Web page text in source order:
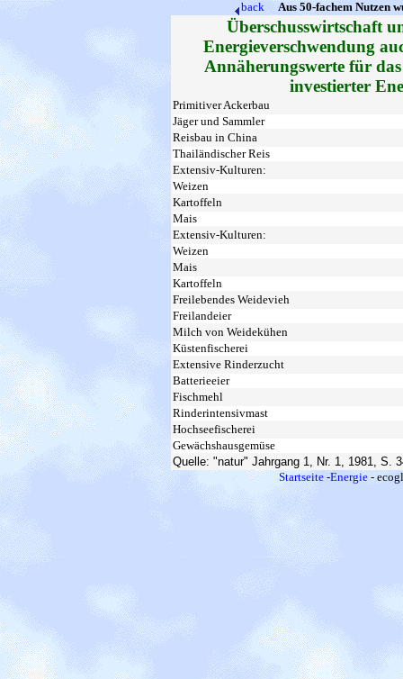
back Aus 50-fachem Nutzen
Überschusswirtschaft
Energieverschwendung
Annäherungswerte für
investierter
Primitiver Ackerbau
Jäger und Sammler
Reisbau in China
Thailändischer Reis
Extensiv-Kulturen:
Weizen
Kartoffeln
Mais
Extensiv-Kulturen:
Weizen
Mais
Kartoffeln
Freilebendes Weidevieh
Freilandeier
Milch von Weidekühen
Küstenfischerei
Extensive Rinderzucht
Batterieeier
Fischmehl
Rinderintensivmast
Hochseefischerei
Gewächshausgemüse
Quelle: "natur" Jahrgang 1, Nr. 1, 1981, S.
Startseite -Energie -